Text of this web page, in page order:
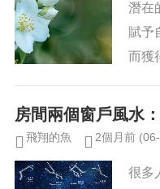
潛在
賦予
而獲
真
吧！...
房間兩個窗戶風水
飛翔的魚 2個月前
很多